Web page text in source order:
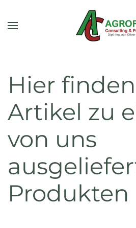
Skip to main content
Hier
Artikel zu
von uns
Produkten